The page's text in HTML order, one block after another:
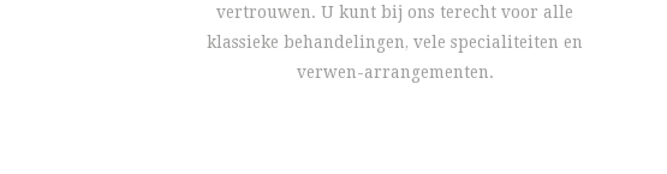
vertrouwen. U kunt bij ons terecht voor alle
klassieke behandelingen, vele specialiteiten en
verwen-arrangementen.